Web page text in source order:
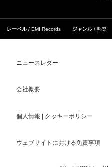
レーベル EMI Records ジャンル 邦楽
ニュースレター
会社概要
個人情報 | クッキーポリシー
ウェブサイトにおける免責事項